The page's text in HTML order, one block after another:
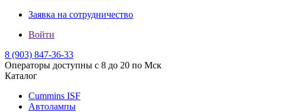
Заявка на сотрудничество
Войти
8 (903) 847-36-33
Операторы доступны с 8 до 20 по Мск
Каталог
Cummins ISF
Автолампы